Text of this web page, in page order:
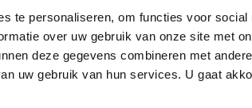
te personaliseren, om functies voor social
over uw gebruik van onze site met
deze gegevens combineren met
uw gebruik van hun services. U gaat